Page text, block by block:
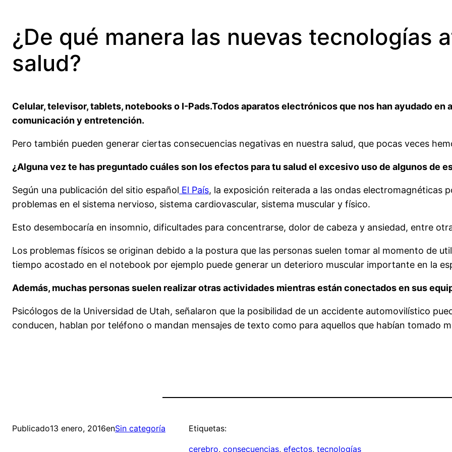
¿De qué manera las nuevas tecnologías
salud?
Celular, televisor, tablets, notebooks o I-Pads.Todos aparatos electrónicos que nos han ayudado en
comunicación y entretención.
Pero también pueden generar ciertas consecuencias negativas en nuestra salud, que pocas veces
¿Alguna vez te has preguntado cuáles son los efectos para tu salud el excesivo uso de algunos de
Según una publicación del sitio español El País, la exposición reiterada a las ondas electromagnéticas
problemas en el sistema nervioso, sistema cardiovascular, sistema muscular y físico.
Esto desembocaría en insomnio, dificultades para concentrarse, dolor de cabeza y ansiedad, entre
Los problemas físicos se originan debido a la postura que las personas suelen tomar al momento de
tiempo acostado en el notebook por ejemplo puede generar un deterioro muscular importante en la
Además, muchas personas suelen realizar otras actividades mientras están conectados en sus
Psicólogos de la Universidad de Utah, señalaron que la posibilidad de un accidente automovilístico
conducen, hablan por teléfono o mandan mensajes de texto como para aquellos que habían tomado
Publicado13 enero, 2016enSin categoría Etiquetas:
cerebro, consecuencias, efectos, tecnologías